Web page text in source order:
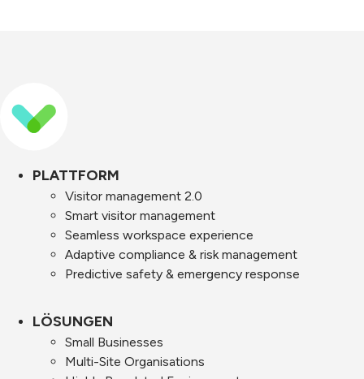
PLATTFORM
Visitor management 2.0
Smart visitor management
Seamless workspace experience
Adaptive compliance & risk management
Predictive safety & emergency response
LÖSUNGEN
Small Businesses
Multi-Site Organisations